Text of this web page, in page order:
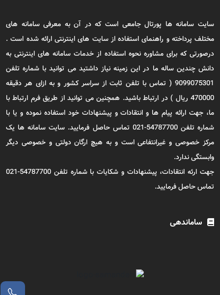
سایت سامانه ها پورتال جامعی است که در آن به معرفی سامانه های
مختلف پرداخته و راهنمای استفاده از سایت های اینترنتی ارائه شده است .
درصورتی که برای مشاوره نحوه استفاده از خدمات سامانه های اینترنتی به
دانش چندین ساله ما در این زمینه نیاز داشتید می توانید با شماره تلفن
9099075301 ( تماس با تلفن ثابت از سراسر کشور و به ازای هر دقیقه
470000 ریال ) در ارتباط باشید. همچنین می توانید از طریق فرم ارتباط با
ما، جهت ارائه پیام ها و انتقادات و پیشنهادات خود استفاده نموده و یا با
شماره تلفن 54787700-021 تماس حاصل فرمایید. سایت سامانه ها یک
مرکز خصوصی و غیرانتفاعی است و به هیچ ارگان دولتی و خصوصی دیگر
وابستگی ندارد.
جهت ارئه انتقادات، پیشنهادات و شکایات با شماره تلفن 54787700-021
تماس حاصل فرمایید.
ساماندهی